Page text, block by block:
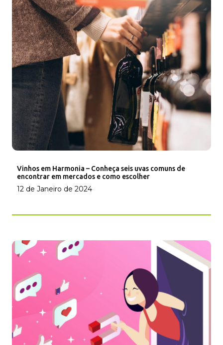
Vinhos em Harmonia – Conheça seis uvas comuns de
encontrar em mercados e como escolher
12 de Janeiro de 2024